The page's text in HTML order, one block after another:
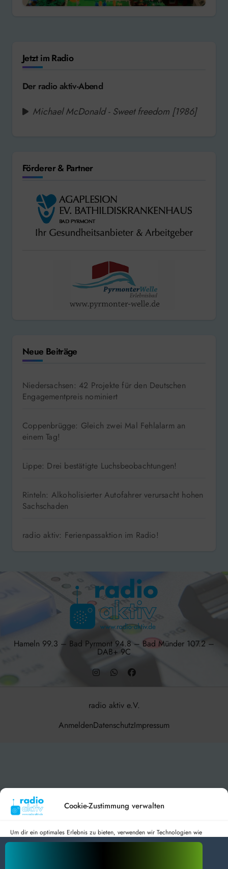
Cookie-Zustimmung verwalten
Um dir ein optimales Erlebnis zu bieten, verwenden wir Technologien wie
Cookies, um Geräteinformationen zu speichern und/oder darauf zuzugreifen.
Jetzt im Radio
Der radio aktiv-Abend
Michael McDonald - Sweet freedom [1986]
Förderer & Partner
Neue Beiträge
Niedersachsen: 42 Projekte für den Deutschen
Engagementpreis nominiert
Coppenbrügge: Gleich zwei Mal Fehlalarm an
einem Tag!
Lippe: Drei bestätigte Luchsbeobachtungen!
Rinteln: Alkoholisierter Autofahrer verursacht hohen
Sachschaden
radio aktiv: Ferienpassaktion im Radio!
Hameln 99.3 – Bad Pyrmont 94.8 – Bad Münder 107.2 –
DAB+ 9C
radio aktiv e.V.
BlogDatabyThemeansar.
AnmeldenDatenschutzImpressum